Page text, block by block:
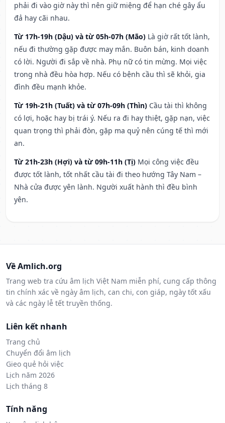
phải đi vào giờ này thì nên giữ miệng để hạn ché gây ẩu
đả hay cãi nhau.
Từ 17h-19h (Dậu) và từ 05h-07h (Mão) Là giờ rất tốt lành,
nếu đi thường gặp được may mắn. Buôn bán, kinh doanh
có lời. Người đi sắp về nhà. Phụ nữ có tin mừng. Mọi việc
trong nhà đều hòa hợp. Nếu có bệnh cầu thì sẽ khỏi, gia
đình đều mạnh khỏe.
Từ 19h-21h (Tuất) và từ 07h-09h (Thìn) Cầu tài thì không
có lợi, hoặc hay bị trái ý. Nếu ra đi hay thiệt, gặp nạn, việc
quan trọng thì phải đòn, gặp ma quỷ nên cúng tế thì mới
an.
Từ 21h-23h (Hợi) và từ 09h-11h (Tị) Mọi công việc đều
được tốt lành, tốt nhất cầu tài đi theo hướng Tây Nam –
Nhà cửa được yên lành. Người xuất hành thì đều bình
yên.
Về Amlich.org
Trang web tra cứu âm lịch Việt Nam miễn phí, cung cấp thông
tin chính xác về ngày âm lịch, can chi, con giáp, ngày tốt xấu
và các ngày lễ tết truyền thống.
Liên kết nhanh
Trang chủ
Chuyển đổi âm lịch
Gieo quẻ hỏi việc
Lịch năm 2026
Lịch tháng 8
Tính năng